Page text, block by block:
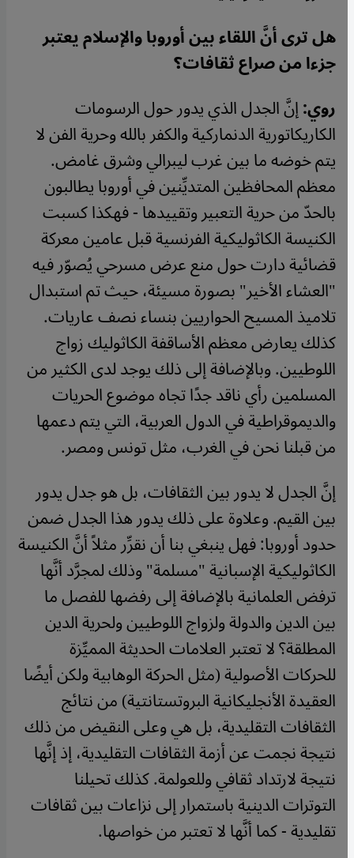
هل ترى أنَّ اللقاء بين أوروبا والإسلام يعتبر
جزءا من صراع ثقافات؟
روي:إنَّ الجدل الذي يدور حول الرسومات
الكاريكاتورية الدنماركية والكفر بالله وحرية الفن لا
يتم خوضه ما بين غرب ليبرالي وشرق غامض.
معظم المحافظين المتديِّنين في أوروبا يطالبون
بالحدّ من حرية التعبير وتقييدها - فهكذا كسبت
الكنيسة الكاثوليكية الفرنسية قبل عامين معركة
قضائية دارت حول منع عرض مسرحي يُصوّر فيه
"العشاء الأخير" بصورة مسيئة، حيث تم استبدال
تلاميذ المسيح الحواريين بنساء نصف عاريات.
كذلك يعارض معظم الأساقفة الكاثوليك زواج
اللوطيين. وبالإضافة إلى ذلك يوجد لدى الكثير من
المسلمين رأي ناقد جدًا تجاه موضوع الحريات
والديموقراطية في الدول العربية، التي يتم دعمها
من قبلنا نحن في الغرب، مثل تونس ومصر.
إنَّ الجدل لا يدور بين الثقافات، بل هو جدل يدور
بين القيم. وعلاوة على ذلك يدور هذا الجدل ضمن
حدود أوروبا: فهل ينبغي بنا أن نقرِّر مثلاً أنَّ الكنيسة
الكاثوليكية الإسبانية "مسلمة" وذلك لمجرَّد أنَّها
ترفض العلمانية بالإضافة إلى رفضها للفصل ما
بين الدين والدولة ولزواج اللوطيين ولحرية الدين
المطلقة؟ لا تعتبر العلامات الحديثة المميِّزة
للحركات الأصولية (مثل الحركة الوهابية ولكن أيضًا
العقيدة الأنجليكانية البروتستانتية) من نتائج
الثقافات التقليدية، بل هي وعلى النقيض من ذلك
نتيجة نجمت عن أزمة الثقافات التقليدية، إذ إنَّها
نتيجة لارتداد ثقافي وللعولمة. كذلك تحيلنا
التوترات الدينية باستمرار إلى نزاعات بين ثقافات
تقليدية - كما أنَّها لا تعتبر من خواصها.